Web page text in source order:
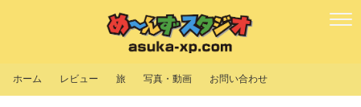
ホーム レビュー 旅 写真・動画 お問い合わせ